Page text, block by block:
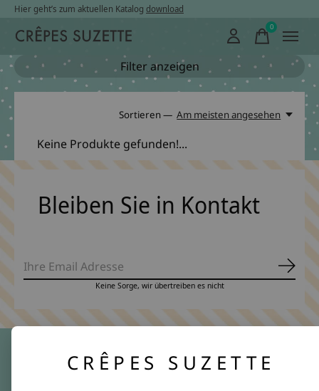
Hier geht’s zum aktuellen Katalog download
0items
Filter anzeigen
Sortieren — Am meisten angesehen
Keine Produkte gefunden!...
Bleiben Sie in Kontakt
Keine Sorge, wir übertreiben es nicht
CRÊPES SUZETTE